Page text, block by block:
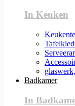
In Keuken
Badkamer
In